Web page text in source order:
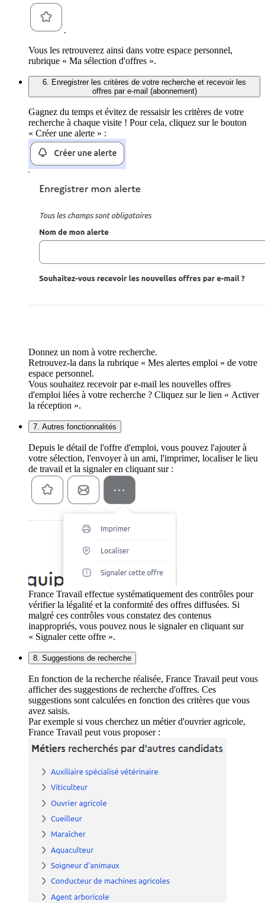
.
Vous les retrouverez ainsi dans votre espace personnel,
rubrique « Ma sélection d'offres ».
6. Enregistrer les critères de votre recherche et recevoir les
offres par e-mail (abonnement)
Gagnez du temps et évitez de ressaisir les critères de votre
recherche à chaque visite ! Pour cela, cliquez sur le bouton
« Créer une alerte » :
Donnez un nom à votre recherche.
Retrouvez-la dans la rubrique « Mes alertes emploi » de votre
espace personnel.
Vous souhaitez recevoir par e-mail les nouvelles offres
d'emploi liées à votre recherche ? Cliquez sur le lien « Activer
la réception ».
7. Autres fonctionnalités
Depuis le détail de l'offre d'emploi, vous pouvez l'ajouter à
votre sélection, l'envoyer à un ami, l'imprimer, localiser le lieu
de travail et la signaler en cliquant sur :
France Travail effectue systématiquement des contrôles pour
vérifier la légalité et la conformité des offres diffusées. Si
malgré ces contrôles vous constatez des contenus
inappropriés, vous pouvez nous le signaler en cliquant sur
« Signaler cette offre ».
8. Suggestions de recherche
En fonction de la recherche réalisée, France Travail peut vous
afficher des suggestions de recherche d'offres. Ces
suggestions sont calculées en fonction des critères que vous
avez saisis.
Par exemple si vous cherchez un métier d'ouvrier agricole,
France Travail peut vous proposer :